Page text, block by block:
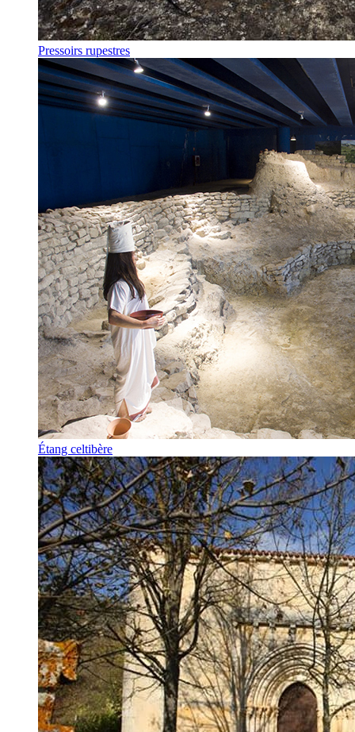
Pressoirs rupestres
Étang celtibère